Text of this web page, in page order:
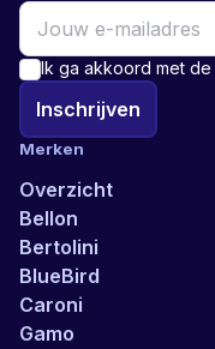
Merken
Overzicht
Bellon
Bertolini
BlueBird
Caroni
Gamo
Ik ga akkoord met de
Inschrijven